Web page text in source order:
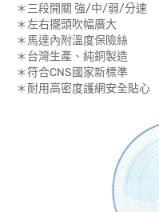
＊三段開關 強/中/弱/分速
＊左右擺頭吹幅廣大
＊馬達內附溫度保險絲
＊台灣生產、純銅製造
＊符合CNS國家新標準
＊耐用高密度護網安全貼心